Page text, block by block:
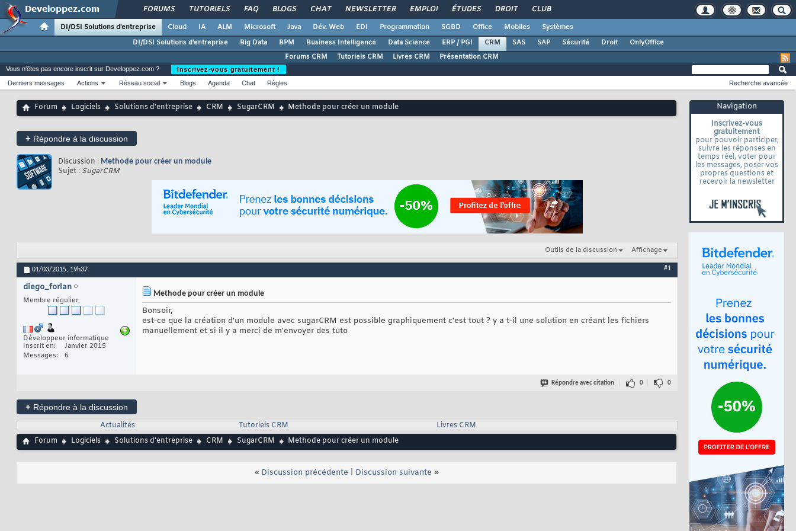
FORUMS TUTORIELS FAQ BLOGS CHAT NEWSLETTER EMPLOI ÉTUDES DROIT CLUB
DI/DSI Solutions d'entreprise Cloud IA ALM Microsoft Java Dév. Web EDI Programmation SGBD Office Mobiles
Systèmes
DI/DSI Solutions d'entreprise
Big Data BPM Business Intelligence Data Science ERP / PGI CRM SAS SAP Sécurité Droit
OnlyOffice
Forums CRM
Tutoriels CRM Livres CRM Présentation CRM
Navigation
Inscrivez-vous
gratuitement
pour pouvoir participer,
suivre les réponses en
temps réel, voter pour
les messages, poser vos
propres questions et
recevoir la newsletter
Vous n'êtes pas encore inscrit sur Developpez.com ?
Inscrivez-vous gratuitement !
Derniers messages
Actions Réseau social Blogs Agenda Chat Règles Recherche avancée
Forum Logiciels Solutions d'entreprise CRM SugarCRM Methode pour créer un module
+ Répondre à la discussion
Discussion : Methode pour créer un module
Sujet : SugarCRM
Outils de la discussion Affichage
01/03/2015, 19h37 #1
diego_forlan
Membre régulier
Développeur informatique
Inscrit en
Janvier 2015
Messages
6
Methode pour créer un module
Bonsoir,
est-ce que la création d'un module avec sugarCRM est possible graphiquement c'est tout ? y a t-il une solution en créant les fichiers
manuellement et si il y a merci de m'envoyer des tuto
Répondre avec citation 0 0
+ Répondre à la discussion
Actualités
Tutoriels CRM
Livres CRM
Forum
Logiciels Solutions d'entreprise CRM SugarCRM Methode pour créer un module
« Discussion précédente Discussion suivante »